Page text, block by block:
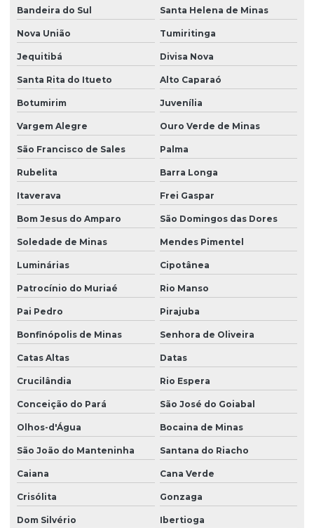
Bandeira do Sul Santa Helena de Minas
Nova União Tumiritinga
Jequitibá Divisa Nova
Santa Rita do Itueto Alto Caparaó
Botumirim Juvenília
Vargem Alegre Ouro Verde de Minas
São Francisco de Sales Palma
Rubelita Barra Longa
Itaverava Frei Gaspar
Bom Jesus do Amparo São Domingos das Dores
Soledade de Minas Mendes Pimentel
Luminárias Cipotânea
Patrocínio do Muriaé Rio Manso
Pai Pedro Pirajuba
Bonfinópolis de Minas Senhora de Oliveira
Catas Altas Datas
Crucilândia Rio Espera
Conceição do Pará São José do Goiabal
Olhos-d'Água Bocaina de Minas
São João do Manteninha Santana do Riacho
Caiana Cana Verde
Crisólita Gonzaga
Dom Silvério Ibertioga